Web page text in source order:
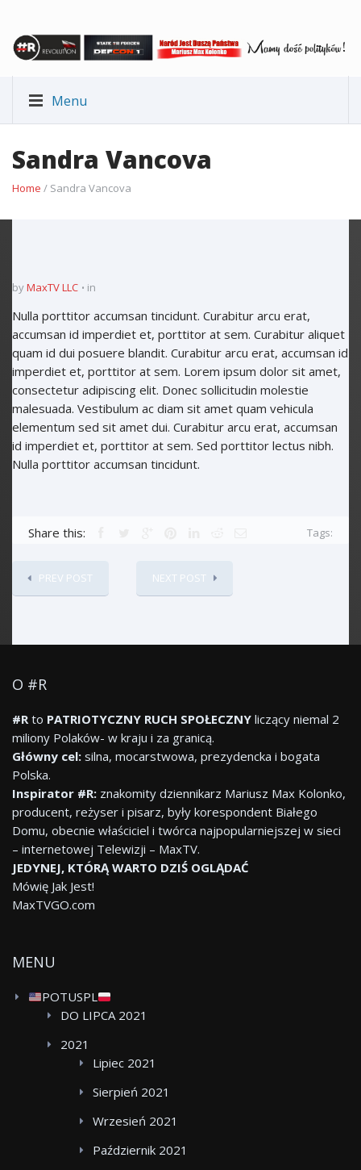
Menu
Sandra Vancova
Home / Sandra Vancova
byMaxTV LLC in
Nulla porttitor accumsan tincidunt. Curabitur arcu erat,
accumsan id imperdiet et, porttitor at sem. Curabitur aliquet
quam id dui posuere blandit. Curabitur arcu erat, accumsan id
imperdiet et, porttitor at sem. Lorem ipsum dolor sit amet,
consectetur adipiscing elit. Donec sollicitudin molestie
malesuada. Vestibulum ac diam sit amet quam vehicula
elementum sed sit amet dui. Curabitur arcu erat, accumsan
id imperdiet et, porttitor at sem. Sed porttitor lectus nibh.
Nulla porttitor accumsan tincidunt.
Share this: Tags:
PREV POST NEXT POST
O #R
#Rto PATRIOTYCZNY RUCH SPOŁECZNY liczący niemal 2
miliony Polaków- w kraju i za granicą.
Główny cel: silna, mocarstwowa, prezydencka i bogata
Polska.
Inspirator #R: znakomity dziennikarz Mariusz Max Kolonko,
producent, reżyser i pisarz, były korespondent Białego
Domu, obecnie właściciel i twórca najpopularniejszej w sieci
– internetowej Telewizji – MaxTV.
JEDYNEJ, KTÓRĄ WARTO DZIŚ OGLĄDAĆ
Mówię Jak Jest!
MaxTVGO.com
MENU
POTUSPL
DO LIPCA 2021
2021
Lipiec 2021
Sierpień 2021
Wrzesień 2021
Październik 2021